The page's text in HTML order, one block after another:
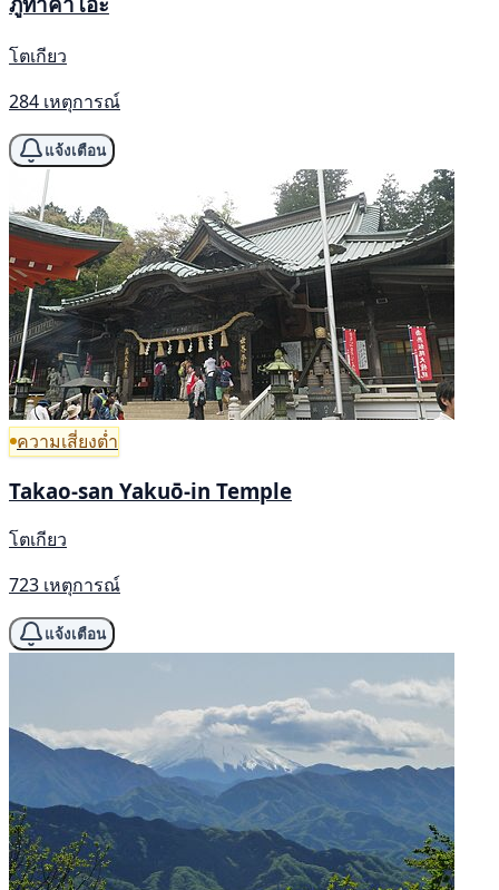
โตเกียว
284 เหตุการณ์
แจ้งเตือน
ความเสี่ยงต่ำ
Takao-san Yakuō-in Temple
โตเกียว
723 เหตุการณ์
แจ้งเตือน